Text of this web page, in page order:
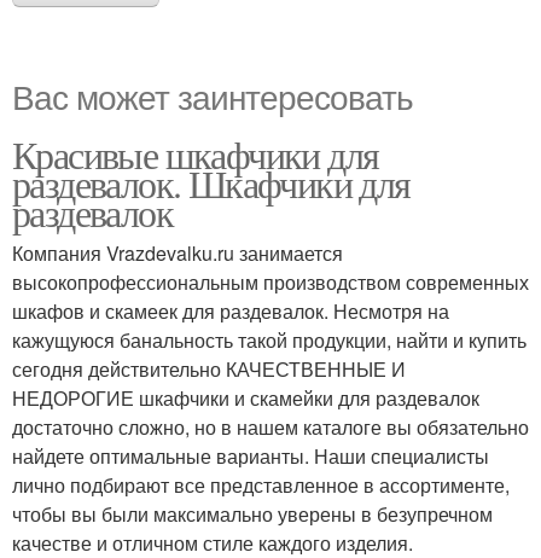
Вас может заинтересовать
Красивые шкафчики для
раздевалок. Шкафчики для
раздевалок
Компания Vrazdevalku.ru занимается
высокопрофессиональным производством современных
шкафов и скамеек для раздевалок. Несмотря на
кажущуюся банальность такой продукции, найти и купить
сегодня действительно КАЧЕСТВЕННЫЕ И
НЕДОРОГИЕ шкафчики и скамейки для раздевалок
достаточно сложно, но в нашем каталоге вы обязательно
найдете оптимальные варианты. Наши специалисты
лично подбирают все представленное в ассортименте,
чтобы вы были максимально уверены в безупречном
качестве и отличном стиле каждого изделия.